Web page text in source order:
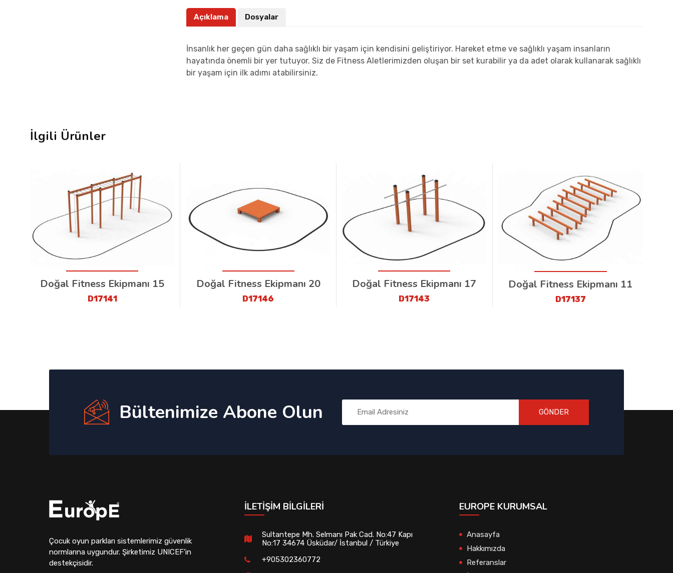
Açıklama Dosyalar
İnsanlık her geçen gün daha sağlıklı bir yaşam için kendisini geliştiriyor. Hareket etme ve sağlıklı yaşam insanların
hayatında önemli bir yer tutuyor. Siz de Fitness Aletlerimizden oluşan bir set kurabilir ya da adet olarak kullanarak sağlıklı
bir yaşam için ilk adımı atabilirsiniz.
İlgili Ürünler
Doğal Fitness Ekipmanı 15
D17141
Doğal Fitness Ekipmanı 20
D17146
Doğal Fitness Ekipmanı 17
D17143
Doğal Fitness Ekipmanı 11
D17137
Bültenimize Abone Olun GÖNDER
Çocuk oyun parkları sistemlerimiz güvenlik
normlarına uygundur. Şirketimiz UNICEF'in
destekçisidir.
İLETIŞIM BILGILERI
Sultantepe Mh. Selmanı Pak Cad. No:47 Kapı
No:17 34674 Üsküdar/ İstanbul / Türkiye
+905302360772
EUROPE KURUMSAL
Anasayfa
Hakkımızda
Referanslar